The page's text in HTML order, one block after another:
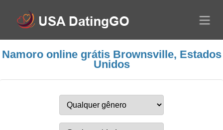
Namoro online grátis Brownsville, Estados
Unidos